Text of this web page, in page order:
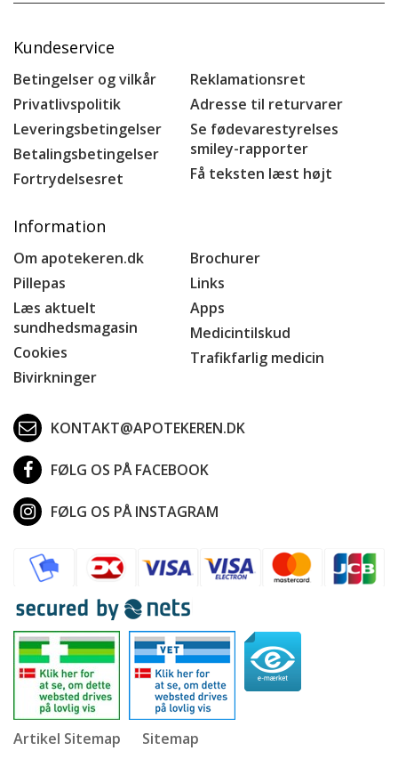
Kundeservice
Betingelser og vilkår
Privatlivspolitik
Leveringsbetingelser
Betalingsbetingelser
Fortrydelsesret
Reklamationsret
Adresse til returvarer
Se fødevarestyrelses
smiley-rapporter
Få teksten læst højt
Information
Om apotekeren.dk
Pillepas
Læs aktuelt
sundhedsmagasin
Cookies
Bivirkninger
Brochurer
Links
Apps
Medicintilskud
Trafikfarlig medicin
KONTAKT@APOTEKEREN.DK
FØLG OS PÅ FACEBOOK
FØLG OS PÅ INSTAGRAM
Artikel Sitemap Sitemap